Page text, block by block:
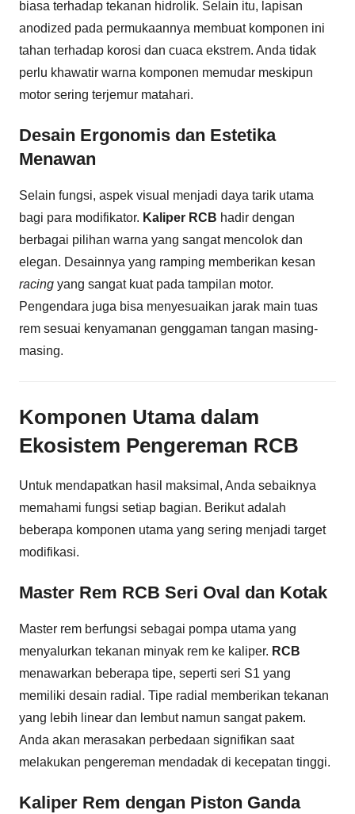
biasa terhadap tekanan hidrolik. Selain itu, lapisan
anodized pada permukaannya membuat komponen ini
tahan terhadap korosi dan cuaca ekstrem. Anda tidak
perlu khawatir warna komponen memudar meskipun
motor sering terjemur matahari.
Desain Ergonomis dan Estetika
Menawan
Selain fungsi, aspek visual menjadi daya tarik utama
bagi para modifikator. Kaliper RCB hadir dengan
berbagai pilihan warna yang sangat mencolok dan
elegan. Desainnya yang ramping memberikan kesan
racing yang sangat kuat pada tampilan motor.
Pengendara juga bisa menyesuaikan jarak main tuas
rem sesuai kenyamanan genggaman tangan masing-
masing.
Komponen Utama dalam
Ekosistem Pengereman RCB
Untuk mendapatkan hasil maksimal, Anda sebaiknya
memahami fungsi setiap bagian. Berikut adalah
beberapa komponen utama yang sering menjadi target
modifikasi.
Master Rem RCB Seri Oval dan Kotak
Master rem berfungsi sebagai pompa utama yang
menyalurkan tekanan minyak rem ke kaliper. RCB
menawarkan beberapa tipe, seperti seri S1 yang
memiliki desain radial. Tipe radial memberikan tekanan
yang lebih linear dan lembut namun sangat pakem.
Anda akan merasakan perbedaan signifikan saat
melakukan pengereman mendadak di kecepatan tinggi.
Kaliper Rem dengan Piston Ganda